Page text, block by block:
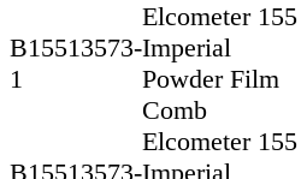
B15513573-
1
Elcometer 155
Imperial
Powder Film
Comb
B15513573-
Elcometer 155
Imperial